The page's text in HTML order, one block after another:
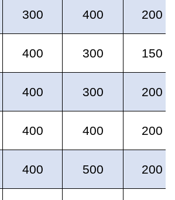
300 400 200
400 300 150
400 300 200
400 400 200
400 500 200